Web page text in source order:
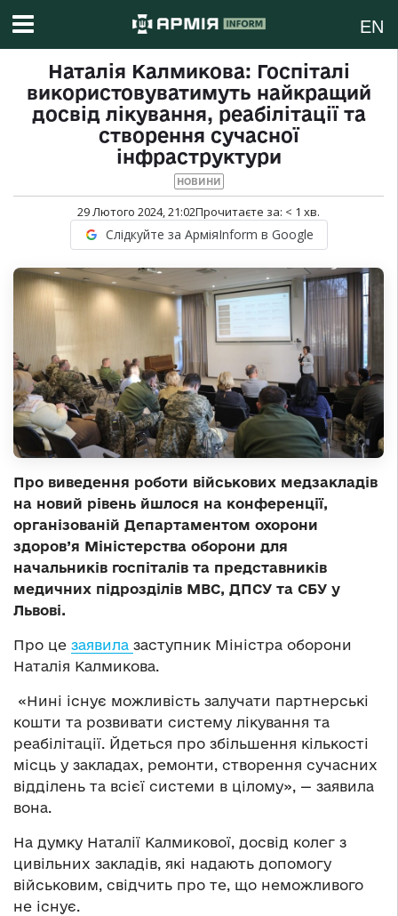
EN
Наталія Калмикова: Госпіталі
використовуватимуть найкращий
досвід лікування, реабілітації та
створення сучасної
інфраструктури
НОВИНИ
29 Лютого 2024, 21:02Прочитаєте за: < 1 хв.
Слідкуйте за АрміяInform в Google
Про виведення роботи військових медзакладів
на новий рівень йшлося на конференції,
організованій Департаментом охорони
здоров’я Міністерства оборони для
начальників госпіталів та представників
медичних підрозділів МВС, ДПСУ та СБУ у
Львові.
Про це заявила заступник Міністра оборони
Наталія Калмикова.
«Нині існує можливість залучати партнерські
кошти та розвивати систему лікування та
реабілітації. Йдеться про збільшення кількості
місць у закладах, ремонти, створення сучасних
відділень та всієї системи в цілому», — заявила
вона.
На думку Наталії Калмикової, досвід колег з
цивільних закладів, які надають допомогу
військовим, свідчить про те, що неможливого
не існує.